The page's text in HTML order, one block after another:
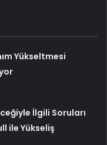
Yükseltmesi
İlgili Soruları
ile Yükseliş